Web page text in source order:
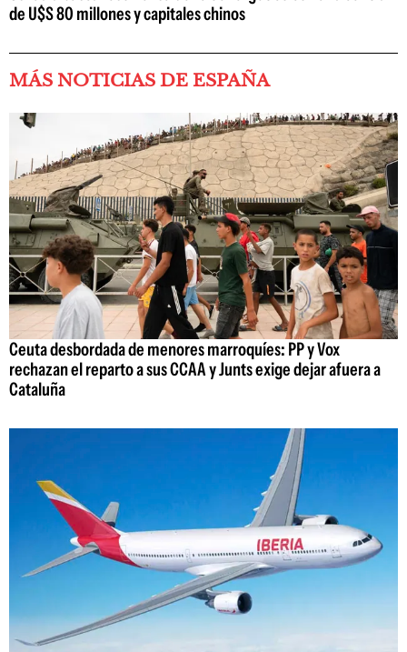
de U$S 80 millones y capitales chinos
MÁS NOTICIAS DE ESPAÑA
Ceuta desbordada de menores marroquíes: PP y Vox
rechazan el reparto a sus CCAA y Junts exige dejar afuera a
Cataluña